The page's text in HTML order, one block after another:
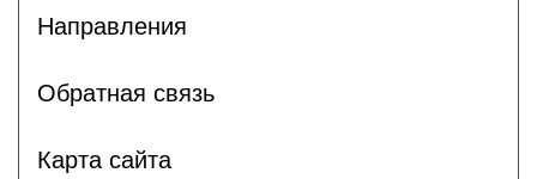
Направления
Обратная связь
Карта сайта